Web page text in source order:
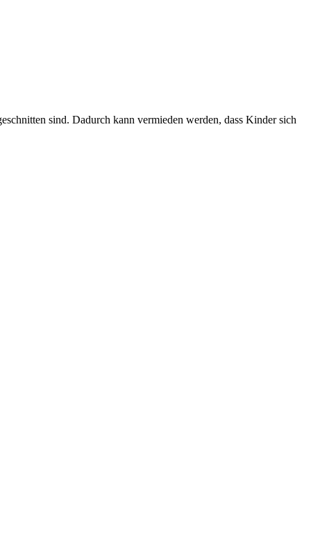
sind. Dadurch kann vermieden werden, dass Kinder sich